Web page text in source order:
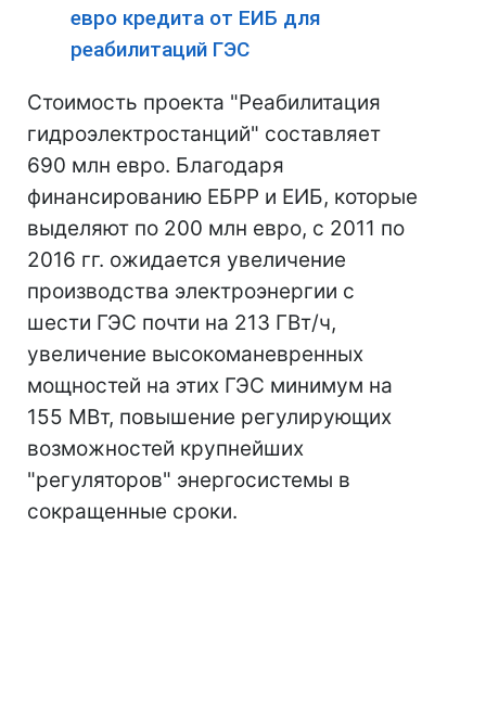
евро кредита от ЕИБ для
реабилитаций ГЭС
Стоимость проекта "Реабилитация
гидроэлектростанций" составляет
690 млн евро. Благодаря
финансированию ЕБРР и ЕИБ, которые
выделяют по 200 млн евро, с 2011 по
2016 гг. ожидается увеличение
производства электроэнергии с
шести ГЭС почти на 213 ГВт/ч,
увеличение высокоманевренных
мощностей на этих ГЭС минимум на
155 МВт, повышение регулирующих
возможностей крупнейших
"регуляторов" энергосистемы в
сокращенные сроки.